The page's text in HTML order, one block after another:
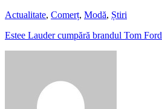
Actualitate, Comerț, Modă, Știri
Estee Lauder cumpără brandul Tom Ford